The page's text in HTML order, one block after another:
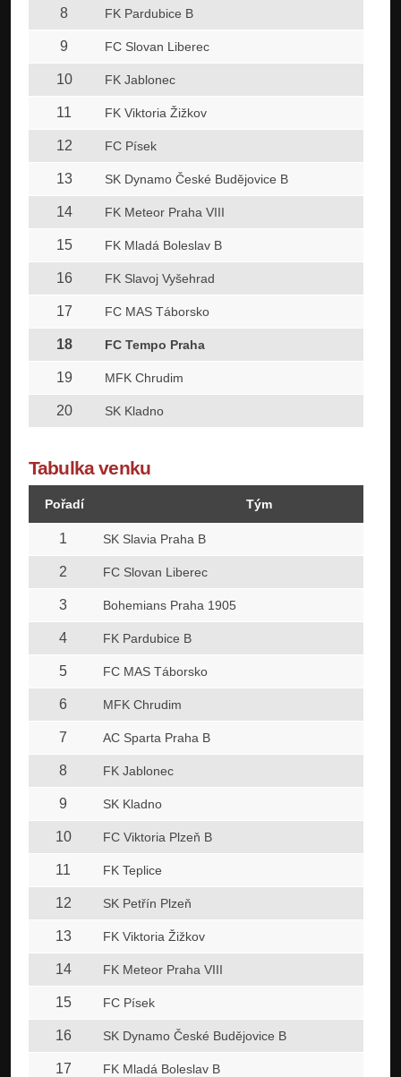
8 FK Pardubice B
9 FC Slovan Liberec
10 FK Jablonec
11 FK Viktoria Žižkov
12 FC Písek
13 SK Dynamo České Budějovice B
14 FK Meteor Praha VIII
15 FK Mladá Boleslav B
16 FK Slavoj Vyšehrad
17 FC MAS Táborsko
18 FC Tempo Praha
19 MFK Chrudim
20 SK Kladno
Tabulka venku
Pořadí Tým
1 SK Slavia Praha B
2 FC Slovan Liberec
3 Bohemians Praha 1905
4 FK Pardubice B
5 FC MAS Táborsko
6 MFK Chrudim
7 AC Sparta Praha B
8 FK Jablonec
9 SK Kladno
10 FC Viktoria Plzeň B
11 FK Teplice
12 SK Petřín Plzeň
13 FK Viktoria Žižkov
14 FK Meteor Praha VIII
15 FC Písek
16 SK Dynamo České Budějovice B
17 FK Mladá Boleslav B